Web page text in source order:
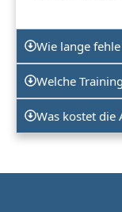
Wie lange
Welche
Was kostet die